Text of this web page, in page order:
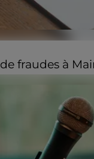
fraudes à